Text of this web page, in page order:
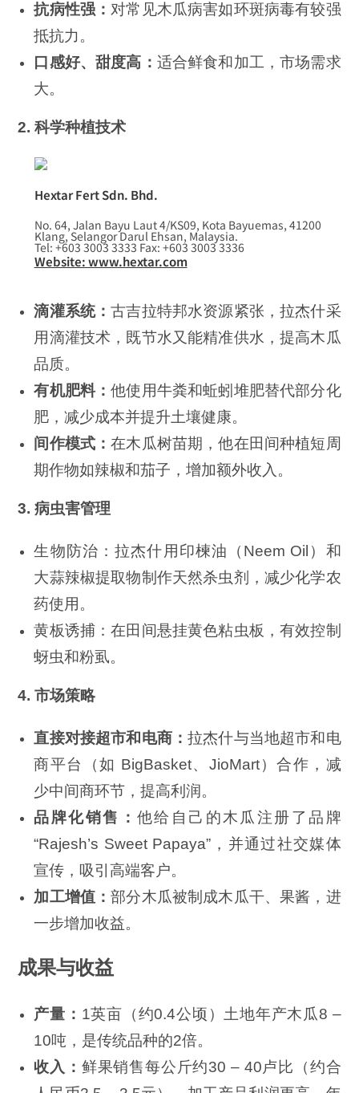
抗病性强：对常见木瓜病害如环斑病毒有较强
抵抗力。
口感好、甜度高： 适合鲜食和加工，市场需求
大。
2. 科学种植技术
Hextar Fert Sdn. Bhd.
No. 64, Jalan Bayu Laut 4/KS09, Kota Bayuemas, 41200
Klang, Selangor Darul Ehsan, Malaysia.
Tel: +603 3003 3333 Fax: +603 3003 3336
Website: www.hextar.com
滴灌系统：古吉拉特邦水资源紧张，拉杰什采
用滴灌技术，既节水又能精准供水，提高木瓜
品质。
有机肥料：他使用牛粪和蚯蚓堆肥替代部分化
肥，减少成本并提升土壤健康。
间作模式：在木瓜树苗期，他在田间种植短周
期作物如辣椒和茄子，增加额外收入。
3. 病虫害管理
生物防治：拉杰什用印楝油（Neem Oil）和
大蒜辣椒提取物制作天然杀虫剂，减少化学农
药使用。
黄板诱捕：在田间悬挂黄色粘虫板，有效控制
蚜虫和粉虱。
4. 市场策略
直接对接超市和电商：拉杰什与当地超市和电
商平台（如 BigBasket、JioMart）合作，减
少中间商环节，提高利润。
品牌化销售： 他给自己的木瓜注册了品牌
“Rajesh’s Sweet Papaya”，并通过社交媒体
宣传，吸引高端客户。
加工增值：部分木瓜被制成木瓜干、果酱，进
一步增加收益。
成果与收益
产量： 1英亩（约0.4公顷）土地年产木瓜8 –
10吨，是传统品种的2倍。
收入： 鲜果销售每公斤约30 – 40卢比（约合